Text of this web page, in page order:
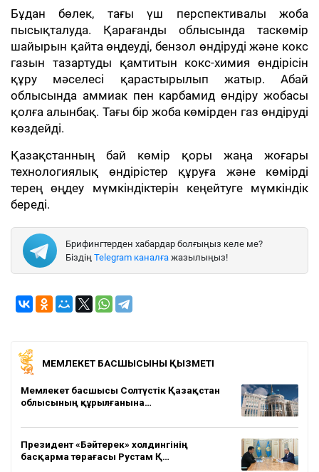
Бұдан бөлек, тағы үш перспективалы жоба
пысықталуда. Қарағанды облысында таскөмір
шайырын қайта өңдеуді, бензол өндіруді және кокс
газын тазартуды қамтитын кокс-химия өндірісін
құру мәселесі қарастырылып жатыр. Абай
облысында аммиак пен карбамид өндіру жобасы
қолға алынбақ. Тағы бір жоба көмірден газ өндіруді
көздейді.
Қазақстанның бай көмір қоры жаңа жоғары
технологиялық өндірістер құруға және көмірді
терең өңдеу мүмкіндіктерін кеңейтуге мүмкіндік
береді.
Брифингтерден хабардар болғыңыз келе ме?
Біздің Telegram каналға жазылыңыз!
МЕМЛЕКЕТ БАСШЫСЫНЫҢ ҚЫЗМЕТІ
Мемлекет басшысы Солтүстік Қазақстан
облысының құрылғанына…
Президент «Бәйтерек» холдингінің
басқарма төрағасы Рустам Қ…